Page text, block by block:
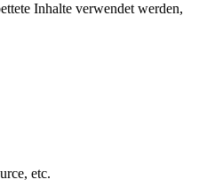
Inhalte verwendet werden,
etc.